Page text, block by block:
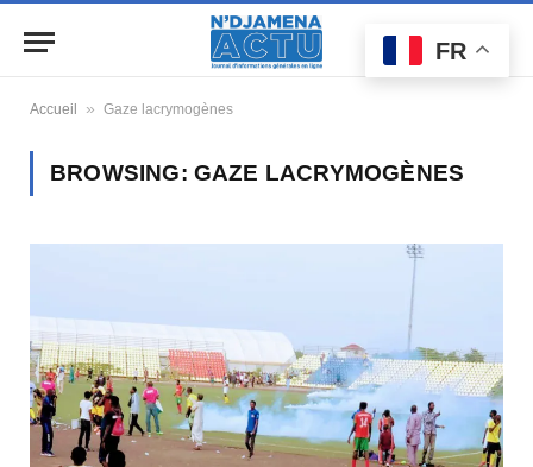
Accueil » Gaze lacrymogènes
BROWSING: GAZE LACRYMOGÈNES
FR